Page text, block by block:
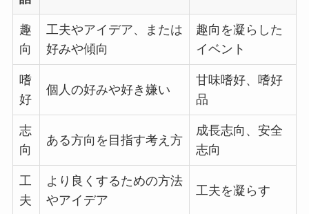
趣
向
工夫やアイデア、または
好みや傾向
趣向を凝らした
イベント
嗜
好
個人の好みや好き嫌い
甘味嗜好、嗜好
品
志
向
ある方向を目指す考え方
成長志向、安全
志向
工
夫
より良くするための方法
やアイデア
工夫を凝らす